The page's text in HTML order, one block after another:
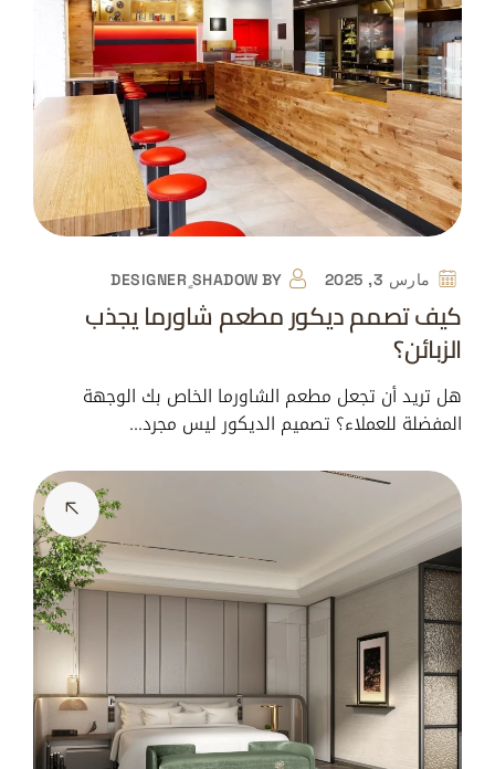
مارس 3, 2025 BY DESIGNER ٍSHADOW
كيف تصمم ديكور مطعم شاورما يجذب
الزبائن؟
هل تريد أن تجعل مطعم الشاورما الخاص بك الوجهة
المفضلة للعملاء؟ تصميم الديكور ليس مجرد…